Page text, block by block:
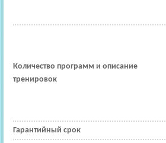
Количество программ и описание
тренировок
Гарантийный срок